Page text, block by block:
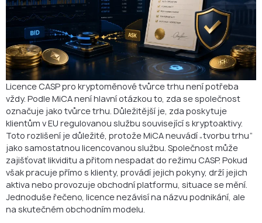
Kapitálové požadavky
Povinnosti po získání licence
Povolení CASP v České republice
Závěr
FAQ
Licence CASP pro kryptoměnové tvůrce trhu není potřeba
vždy. Podle MiCA není hlavní otázkou to, zda se společnost
označuje jako tvůrce trhu. Důležitější je, zda poskytuje
klientům v EU regulovanou službu související s kryptoaktivy.
Toto rozlišení je důležité, protože MiCA neuvádí „tvorbu trhu“
jako samostatnou licencovanou službu. Společnost může
zajišťovat likviditu a přitom nespadat do režimu CASP. Pokud
však pracuje přímo s klienty, provádí jejich pokyny, drží jejich
aktiva nebo provozuje obchodní platformu, situace se mění.
Jednoduše řečeno, licence nezávisí na názvu podnikání, ale
na skutečném obchodním modelu.